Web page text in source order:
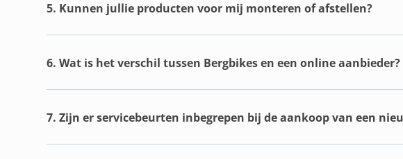
5. Kunnen jullie producten voor mij monteren of afstellen?
6. Wat is het verschil tussen Bergbikes en een online aanbieder?
7. Zijn er servicebeurten inbegrepen bij de aankoop van een